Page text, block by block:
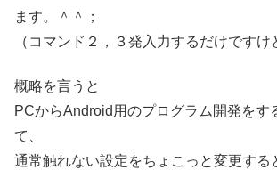
ます。＾＾；
（コマンド２，３発入力するだけですけ
概略を言うと
PCからAndroid用のプログラム開発をす
て、
通常触れない設定をちょこっと変更する